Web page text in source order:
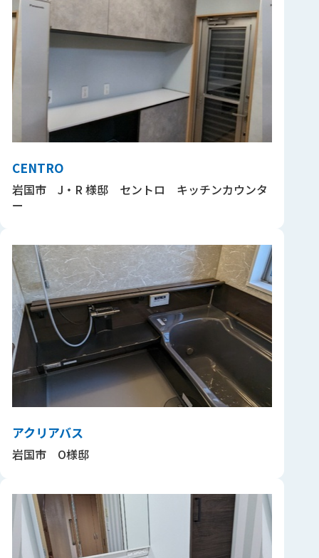
CENTRO
岩国市 J・R 様邸 セントロ キッチンカウンタ
ー
アクリアバス
岩国市 O様邸